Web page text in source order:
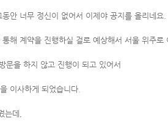
안 너무 정신이 없어서 이제야 공지를 올리네요.
해 계약을 진행하실 걸로 예상해서 서울 위주로
문을 하지 않고 진행이 되고 있어서
이사하게 되었습니다.
는데,